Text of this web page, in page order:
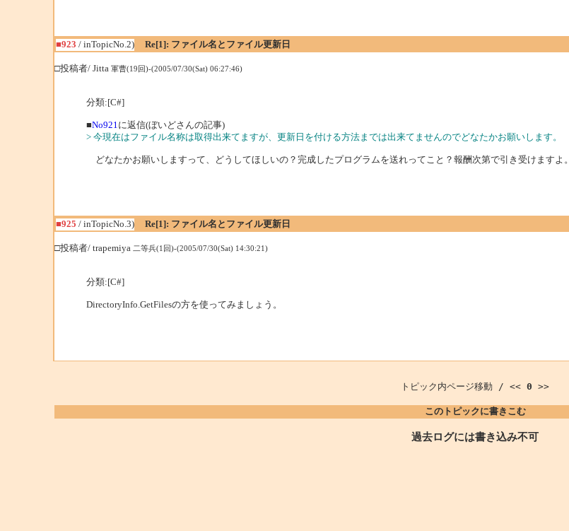
■923 / inTopicNo.2)
Re[1]: ファイル名とファイル更新日
□投稿者/ Jitta 軍曹(19回)-(2005/07/30(Sat) 06:27:46)
分類:[C#]
■No921 に返信(ぼいどさんの記事)
> 今現在はファイル名称は取得出来てますが、更新日を付ける方法までは出来てませんのでどなたかお願いします。
どなたかお願いしますって、どうしてほしいの？完成したプログラムを送れってこと？報酬次第で引き受けますよ。
■925 / inTopicNo.3)
Re[1]: ファイル名とファイル更新日
□投稿者/ trapemiya 二等兵(1回)-(2005/07/30(Sat) 14:30:21)
分類:[C#]
DirectoryInfo.GetFilesの方を使ってみましょう。
トピック内ページ移動 / << 0 >>
このトピックに書きこむ
過去ログには書き込み不可